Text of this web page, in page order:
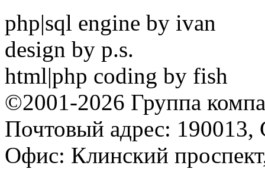
php|sql engine by ivan
design by p.s.
html|php coding by fish
©2001-2026 Группа
Почтовый адрес: 190013,
Офис: Клинский